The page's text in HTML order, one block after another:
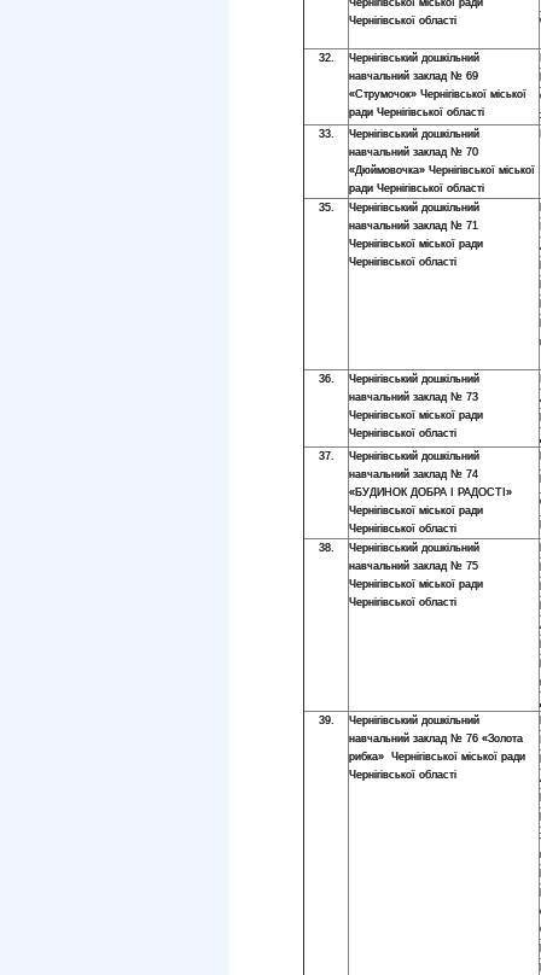
Чернігівської міської ради
Чернігівської області
32.
Чернігівський дошкільний
навчальний заклад № 69
«Струмочок» Чернігівської міської
ради Чернігівської області
33.
Чернігівський дошкільний
навчальний заклад № 70
«Дюймовочка» Чернігівської міської
ради Чернігівської області
35.
Чернігівський дошкільний
навчальний заклад № 71
Чернігівської міської ради
Чернігівської області
36.
Чернігівський дошкільний
навчальний заклад № 73
Чернігівської міської ради
Чернігівської області
37.
Чернігівський дошкільний
навчальний заклад № 74
«БУДИНОК ДОБРА І РАДОСТІ»
Чернігівської міської ради
Чернігівської області
38.
Чернігівський дошкільний
навчальний заклад № 75
Чернігівської міської ради
Чернігівської області
39.
Чернігівський дошкільний
навчальний заклад № 76 «Золота
рибка» Чернігівської міської ради
Чернігівської області